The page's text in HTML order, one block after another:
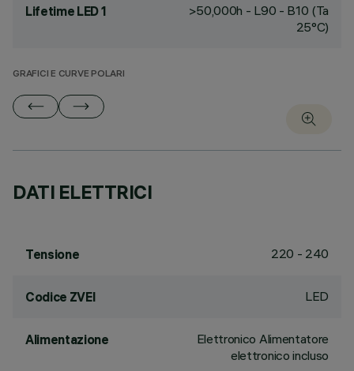
Lifetime LED 1
>50,000h - L90 - B10 (Ta
25°C)
GRAFICI E CURVE POLARI
DATI ELETTRICI
Tensione 220 - 240
Codice ZVEI LED
Alimentazione
Elettronico Alimentatore
elettronico incluso